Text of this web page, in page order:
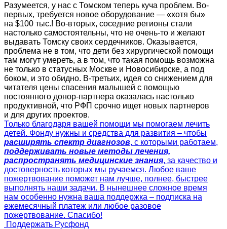
Разумеется, у нас с Томском теперь куча проблем. Во-
первых, требуется новое оборудование — «хотя бы»
на $100 тыс.! Во-вторых, соседние регионы стали
настолько самостоятельны, что не очень-то и желают
выдавать Томску своих сердечников. Оказывается,
проблема не в том, что дети без хирургической помощи
там могут умереть, а в том, что такая помощь возможна
не только в статусных Москве и Новосибирске, а под
боком, и это обидно. В-третьих, идея со снижением для
читателя цены спасения малышей с помощью
постоянного донор-партнера оказалась настолько
продуктивной, что РФП срочно ищет новых партнеров
и для других проектов.
Только благодаря вашей помощи мы помогаем лечить
детей. Фонду нужны и средства для развития – чтобы
расширять спектр диагнозов, с которыми работаем,
поддерживать новые методы лечения,
распространять медицинские знания, за качество и
достоверность которых мы ручаемся. Любое ваше
пожертвование поможет нам лучше, полнее, быстрее
выполнять наши задачи. В нынешнее сложное время
нам особенно нужна ваша поддержка – подписка на
ежемесячный платеж или любое разовое
пожертвование. Спасибо!
Поддержать Русфонд